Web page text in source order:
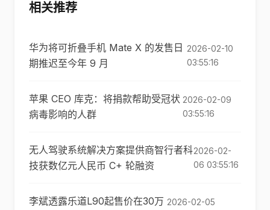
相关推荐
华为将可折叠手机 Mate X 的发售日
期推迟至今年 9 月
2026-02-10
03:55:16
苹果 CEO 库克：将​​捐款帮助受冠状
病毒影响的人群
2026-02-09
03:55:16
无人驾驶系统解决方案提供商智行者科
技获数亿元人民币 C+ 轮融资
2026-02-
06 03:55:16
李斌透露乐道L90起售价在30万 2026-02-05